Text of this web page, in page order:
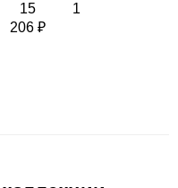
15
206 ₽
1